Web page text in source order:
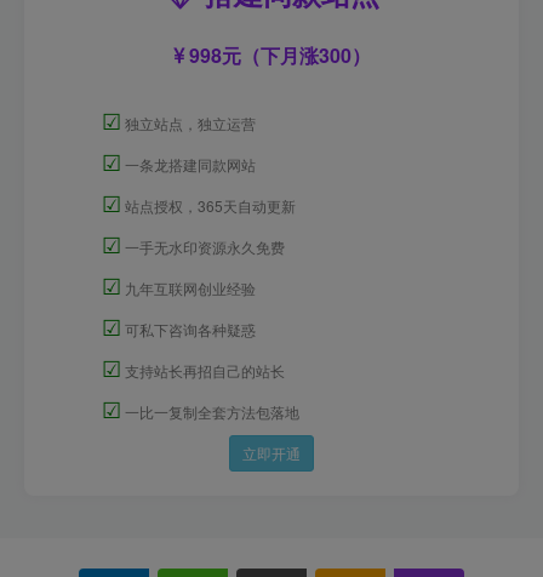
998元（下月涨300）
☑ 独立站点，独立运营
☑ 一条龙搭建同款网站
☑ 站点授权，365天自动更新
☑ 一手无水印资源永久免费
☑ 九年互联网创业经验
☑ 可私下咨询各种疑惑
☑ 支持站长再招自己的站长
☑ 一比一复制全套方法包落地
立即开通